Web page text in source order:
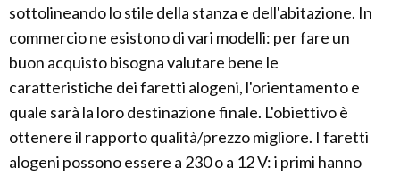
sottolineando lo stile della stanza e dell'abitazione. In
commercio ne esistono di vari modelli: per fare un
buon acquisto bisogna valutare bene le
caratteristiche dei faretti alogeni, l'orientamento e
quale sarà la loro destinazione finale. L'obiettivo è
ottenere il rapporto qualità/prezzo migliore. I faretti
alogeni possono essere a 230 o a 12 V: i primi hanno